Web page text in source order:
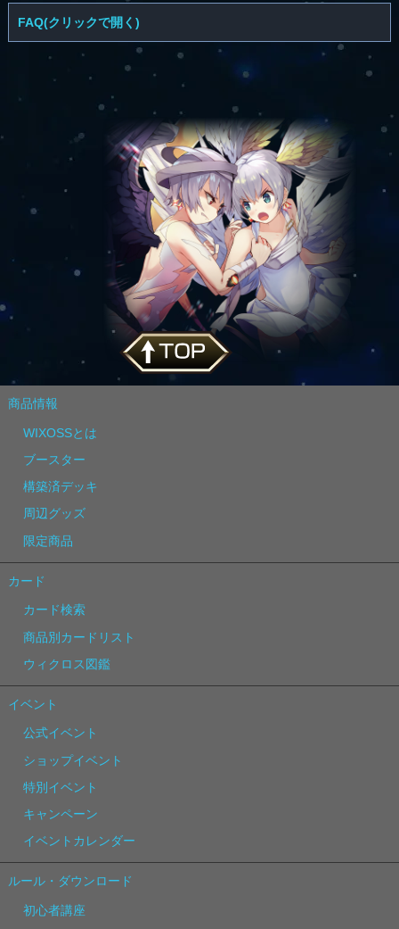
FAQ(クリックで開く)
商品情報
WIXOSSとは
ブースター
構築済デッキ
周辺グッズ
限定商品
カード
カード検索
商品別カードリスト
ウィクロス図鑑
イベント
公式イベント
ショップイベント
特別イベント
キャンペーン
イベントカレンダー
ルール・ダウンロード
初心者講座